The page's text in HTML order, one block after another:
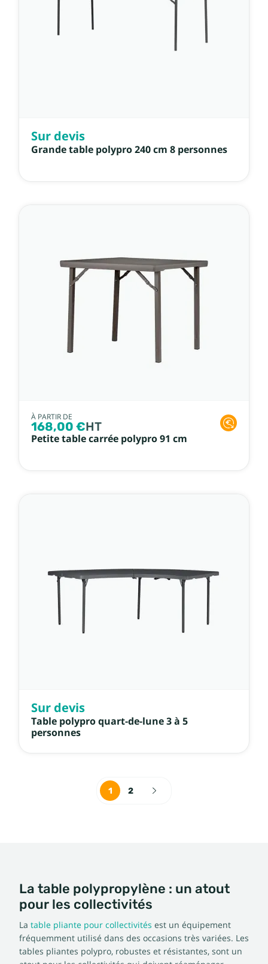
Sur devis
Grande table polypro 240 cm 8 personnes
À PARTIR DE
168,00 €HT
Petite table carrée polypro 91 cm
Sur devis
Table polypro quart-de-lune 3 à 5
personnes
1 2
La table polypropylène : un atout
pour les collectivités
La table pliante pour collectivités est un équipement
fréquemment utilisé dans des occasions très variées. Les
tables pliantes polypro, robustes et résistantes, sont un